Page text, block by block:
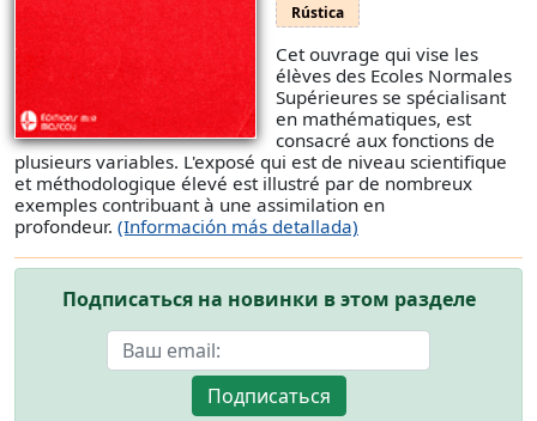
Rústica
Cet ouvrage qui vise les
élèves des Ecoles Normales
Supérieures se spécialisant
en mathématiques, est
consacré aux fonctions de
plusieurs variables. L'exposé qui est de niveau scientifique
et méthodologique élevé est illustré par de nombreux
exemples contribuant à une assimilation en
profondeur. (Información más detallada)
Подписаться на новинки в этом разделе
Подписаться